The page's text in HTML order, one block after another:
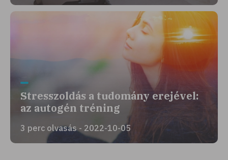
Stresszoldás a tudomány erejével:
az autogén tréning
3 perc olvasás - 2022-10-05